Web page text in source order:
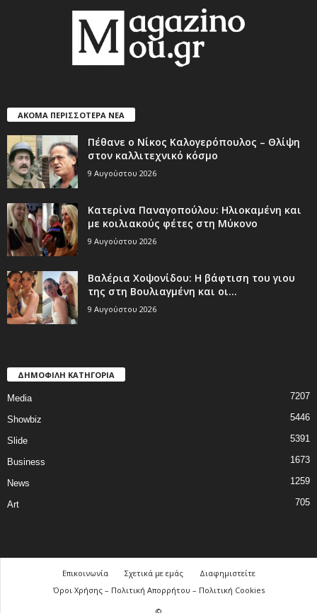
ΑΚΟΜΑ ΠΕΡΙΣΣΟΤΕΡΑ ΝΕΑ
Πέθανε ο Νίκος Καλογερόπουλος – Θλίψη
στον καλλιτεχνικό κόσμο
9 Αυγούστου 2026
Κατερίνα Παναγοπούλου: Ηλιοκαμένη και
με κοιλιακούς φέτες στη Μύκονο
9 Αυγούστου 2026
Βαλέρια Χοψονίδου: Η βάφτιση του γιου
της στη Βουλιαγμένη και οι...
9 Αυγούστου 2026
ΔΗΜΟΦΙΛΗ ΚΑΤΗΓΟΡΙΑ
Media 7207
Showbiz 5446
Slide 5391
Business 1673
News 1259
Art 705
Επικοινωνία Σχετικά με εμάς
Διαφημιστείτε
Όροι Χρήσης – Πολιτική Απορρήτου – Πολιτική Cookies